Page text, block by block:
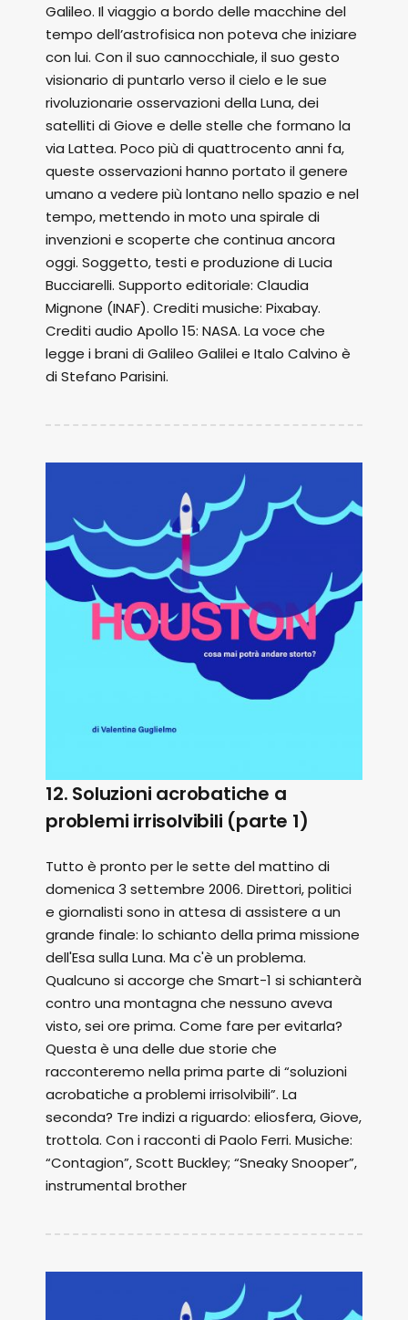
Galileo. Il viaggio a bordo delle macchine del
tempo dell’astrofisica non poteva che iniziare
con lui. Con il suo cannocchiale, il suo gesto
visionario di puntarlo verso il cielo e le sue
rivoluzionarie osservazioni della Luna, dei
satelliti di Giove e delle stelle che formano la
via Lattea. Poco più di quattrocento anni fa,
queste osservazioni hanno portato il genere
umano a vedere più lontano nello spazio e nel
tempo, mettendo in moto una spirale di
invenzioni e scoperte che continua ancora
oggi. Soggetto, testi e produzione di Lucia
Bucciarelli. Supporto editoriale: Claudia
Mignone (INAF). Crediti musiche: Pixabay.
Crediti audio Apollo 15: NASA. La voce che
legge i brani di Galileo Galilei e Italo Calvino è
di Stefano Parisini.
12. Soluzioni acrobatiche a
problemi irrisolvibili (parte 1)
Tutto è pronto per le sette del mattino di
domenica 3 settembre 2006. Direttori, politici
e giornalisti sono in attesa di assistere a un
grande finale: lo schianto della prima missione
dell'Esa sulla Luna. Ma c'è un problema.
Qualcuno si accorge che Smart-1 si schianterà
contro una montagna che nessuno aveva
visto, sei ore prima. Come fare per evitarla?
Questa è una delle due storie che
racconteremo nella prima parte di “soluzioni
acrobatiche a problemi irrisolvibili”. La
seconda? Tre indizi a riguardo: eliosfera, Giove,
trottola. Con i racconti di Paolo Ferri. Musiche:
“Contagion”, Scott Buckley; “Sneaky Snooper”,
instrumental brother